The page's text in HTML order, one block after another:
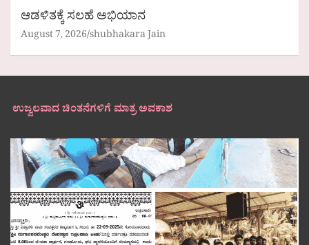
ಆಡಳಿತಕ್ಕೆ ಸಲಹೆ ಅಭಿಯಾನ
August 7, 2026 shubhakara Jain
ಉಜ್ವಲವಾದ ಚಿಂತನೆಗಳಿಗೆ ಮಾತ್ರ ಅವಕಾಶ